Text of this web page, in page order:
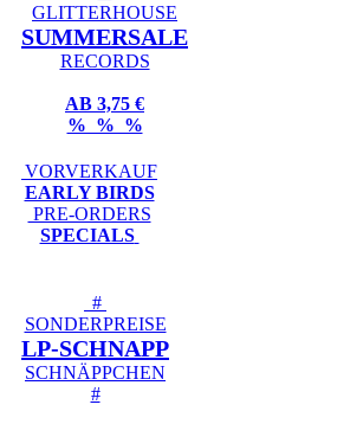
GLITTERHOUSE
SUMMERSALE
RECORDS
AB 3,75 €
% % %
VORVERKAUF
EARLY BIRDS
PRE-ORDERS
SPECIALS
#
SONDERPREISE
LP-SCHNAPP
SCHNÄPPCHEN
#